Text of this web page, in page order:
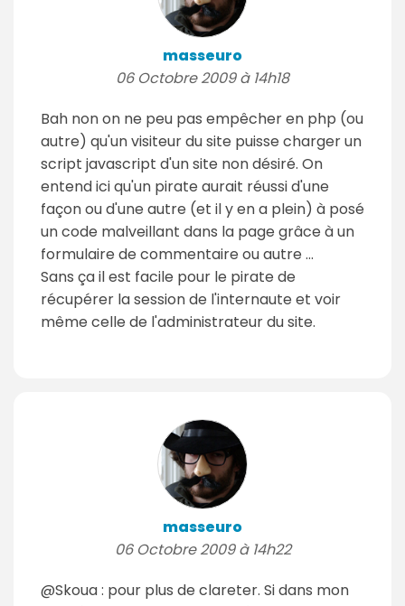
masseuro
06 Octobre 2009 à 14h18
Bah non on ne peu pas empêcher en php (ou
autre) qu'un visiteur du site puisse charger un
script javascript d'un site non désiré. On
entend ici qu'un pirate aurait réussi d'une
façon ou d'une autre (et il y en a plein) à posé
un code malveillant dans la page grâce à un
formulaire de commentaire ou autre ...
Sans ça il est facile pour le pirate de
récupérer la session de l'internaute et voir
même celle de l'administrateur du site.
masseuro
06 Octobre 2009 à 14h22
@Skoua : pour plus de clareter. Si dans mon